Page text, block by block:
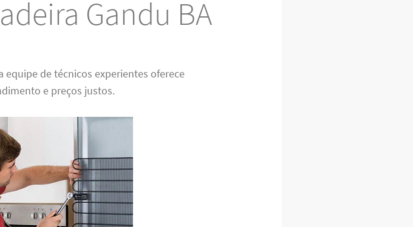
Gandu BA
equipe de técnicos experientes oferece
e preços justos.